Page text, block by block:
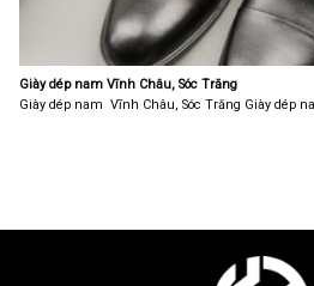
Giày dép nam Vĩnh Châu, Sóc Trăng
Giày dép nam Vĩnh Châu, Sóc Trăng Giày dép